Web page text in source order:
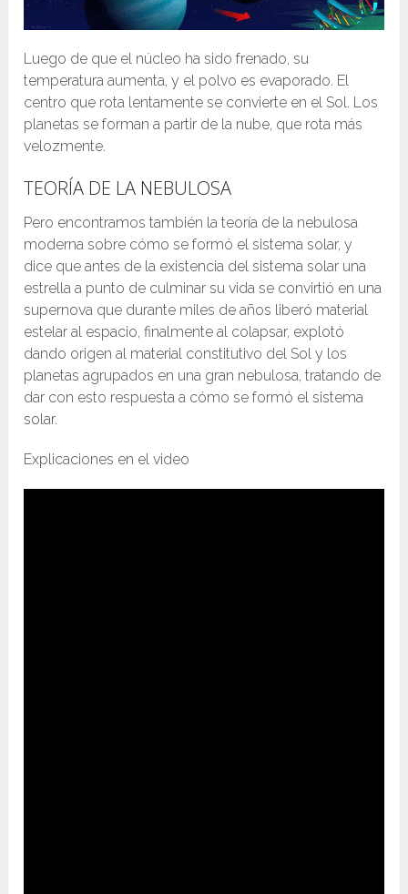
Luego de que el núcleo ha sido frenado, su
temperatura aumenta, y el polvo es evaporado. El
centro que rota lentamente se convierte en el Sol. Los
planetas se forman a partir de la nube, que rota más
velozmente.
TEORÍA DE LA NEBULOSA
Pero encontramos también la teoría de la nebulosa
moderna sobre cómo se formó el sistema solar, y
dice que antes de la existencia del sistema solar una
estrella a punto de culminar su vida se convirtió en una
supernova que durante miles de años liberó material
estelar al espacio, finalmente al colapsar, explotó
dando origen al material constitutivo del Sol y los
planetas agrupados en una gran nebulosa, tratando de
dar con esto respuesta a cómo se formó el sistema
solar.
Explicaciones en el video